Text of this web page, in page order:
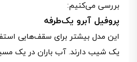
بررسی می‌کنیم:
پروفیل آبرو یک‌طرفه
این مدل بیشتر برای سقف‌هایی
یک شیب دارند. آب باران در یک